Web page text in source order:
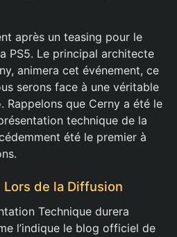
après un teasing pour le
PS5. Le principal architecte
animera cet événement, ce
serons face à une véritable
Rappelons que Cerny a été le
technique de la
été le premier à
Lors de la Diffusion
Technique durera
l’indique le blog officiel de